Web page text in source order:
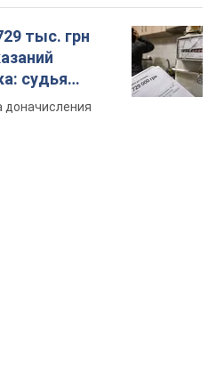
тыс. грн
судья
доначисления